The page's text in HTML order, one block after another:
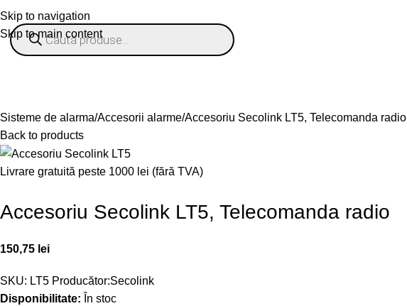
Skip to navigation
Skip to main content
Sisteme de alarma Accesorii alarme Accesoriu Secolink LT5, Telecomanda radio
Back to products
Livrare gratuită peste 1000 lei (fără TVA)
Accesoriu Secolink LT5, Telecomanda radio
150,75 lei
SKU: LT5 Producător:Secolink
Disponibilitate: În stoc